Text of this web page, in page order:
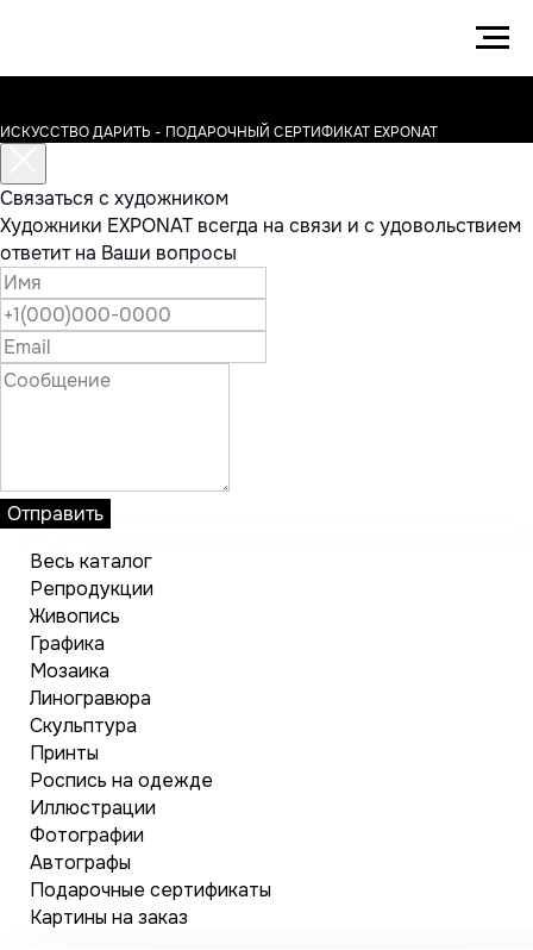
ИСКУССТВО ДАРИТЬ - ПОДАРОЧНЫЙ СЕРТИФИКАТ EXPONAT
Связаться с художником
Художники EXPONAT всегда на связи и с удовольствием
ответит на Ваши вопросы
Отправить
Весь каталог
Репродукции
Живопись
Графика
Мозаика
Линогравюра
Скульптура
Принты
Роспись на одежде
Иллюстрации
Фотографии
Автографы
Подарочные сертификаты
Картины на заказ